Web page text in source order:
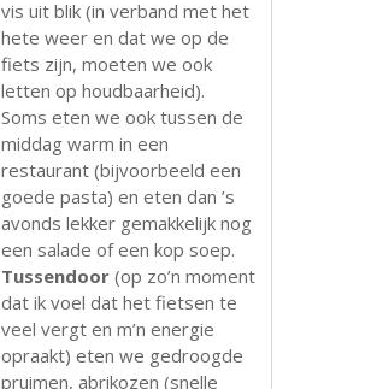
vis uit blik (in verband met het
hete weer en dat we op de
fiets zijn, moeten we ook
letten op houdbaarheid).
Soms eten we ook tussen de
middag warm in een
restaurant (bijvoorbeeld een
goede pasta) en eten dan ’s
avonds lekker gemakkelijk nog
een salade of een kop soep.
Tussendoor (op zo’n moment
dat ik voel dat het fietsen te
veel vergt en m’n energie
opraakt) eten we gedroogde
pruimen, abrikozen (snelle